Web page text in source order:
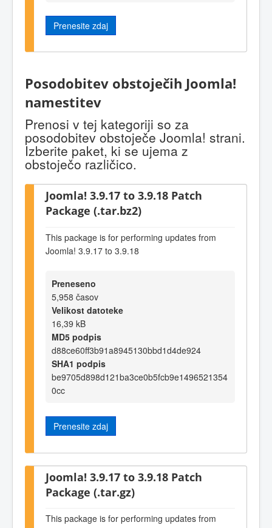
Prenesite zdaj
Posodobitev obstoječih Joomla!
namestitev
Prenosi v tej kategoriji so za
posodobitev obstoječe Joomla! strani.
Izberite paket, ki se ujema z
obstoječo različico.
Joomla! 3.9.17 to 3.9.18 Patch
Package (.tar.bz2)
This package is for performing updates from
Joomla! 3.9.17 to 3.9.18
Preneseno
5,958 časov
Velikost datoteke
16,39 kB
MD5 podpis
d88ce60ff3b91a8945130bbd1d4de924
SHA1 podpis
be9705d898d121ba3ce0b5fcb9e1496521354
0cc
Prenesite zdaj
Joomla! 3.9.17 to 3.9.18 Patch
Package (.tar.gz)
This package is for performing updates from